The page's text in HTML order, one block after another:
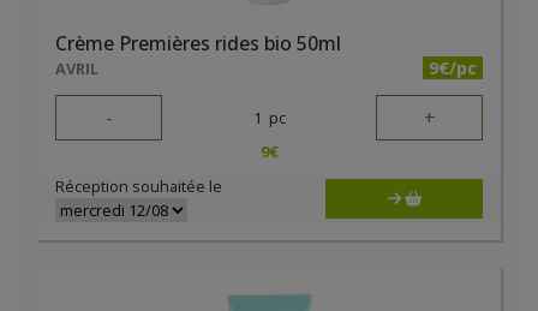
Crème Premières rides bio 50ml
AVRIL 9€/pc
- 1 pc +
9€
Réception souhaitée le